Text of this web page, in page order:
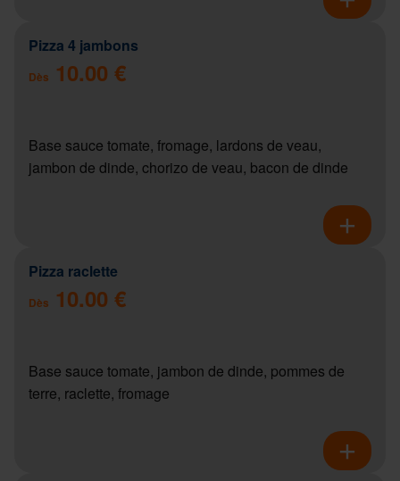
Pizza 4 jambons
Dès 10.00 €
Base sauce tomate, fromage, lardons de veau,
jambon de dinde, chorizo de veau, bacon de dinde
Pizza raclette
Dès 10.00 €
Base sauce tomate, jambon de dinde, pommes de
terre, raclette, fromage